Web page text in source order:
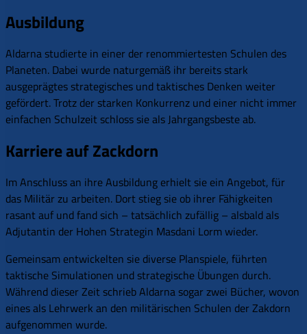
Ausbildung
Aldarna studierte in einer der renommiertesten Schulen des
Planeten. Dabei wurde naturgemäß ihr bereits stark
ausgeprägtes strategisches und taktisches Denken weiter
gefördert. Trotz der starken Konkurrenz und einer nicht immer
einfachen Schulzeit schloss sie als Jahrgangsbeste ab.
Karriere auf Zackdorn
Im Anschluss an ihre Ausbildung erhielt sie ein Angebot, für
das Militär zu arbeiten. Dort stieg sie ob ihrer Fähigkeiten
rasant auf und fand sich – tatsächlich zufällig – alsbald als
Adjutantin der Hohen Strategin Masdani Lorm wieder.
Gemeinsam entwickelten sie diverse Planspiele, führten
taktische Simulationen und strategische Übungen durch.
Während dieser Zeit schrieb Aldarna sogar zwei Bücher, wovon
eines als Lehrwerk an den militärischen Schulen der Zakdorn
aufgenommen wurde.